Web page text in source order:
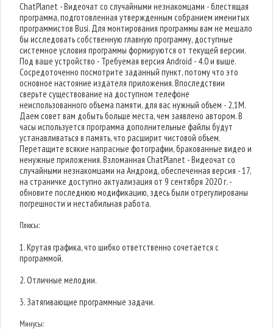
ChatPlanet - Видеочат со случайными незнакомцами - блестящая
программа, подготовленная утвержденным собранием именитых
программистов Busi. Для монтирования программы вам не мешало
бы исследовать собственную главную программу, доступные
системное условия программы формируются от текущей версии.
Под ваше устройство - Требуемая версия Android - 4.0 и выше.
Сосредоточенно посмотрите заданный пункт, потому что это
основное настояние издателя приложения. Впоследствии
сверьте существование на доступном телефоне
неиспользованного объема памяти, для вас нужный объем - 2,1M.
Даем совет вам добыть больше места, чем заявлено автором. В
часы используется программа дополнительные файлы будут
устанавливаться в память, что расширит чистовой объем.
Перетащите всякие напрасные фотографии, бракованные видео и
ненужные приложения. Взломанная ChatPlanet - Видеочат со
случайными незнакомцами на Андроид, обеспеченная версия - 17,
на страничке доступно актуализация от 9 сентября 2020 г. -
обновите последнюю модификацию, здесь были отрегулированы
погрешности и нестабильная работа.
Плюсы:
1. Крутая графика, что шибко ответственно сочетается с
программой.
2. Отличные мелодии.
3. Затягивающие программные задачи.
Минусы: